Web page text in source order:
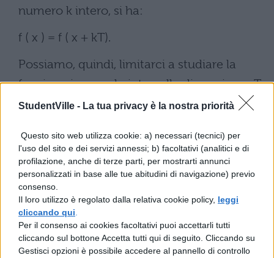
StudentVille - La tua privacy è la nostra priorità
Questo sito web utilizza cookie: a) necessari (tecnici) per
l'uso del sito e dei servizi annessi; b) facoltativi (analitici e di
profilazione, anche di terze parti, per mostrarti annunci
personalizzati in base alle tue abitudini di navigazione) previo
consenso.
Il loro utilizzo è regolato dalla relativa cookie policy, leggi
cliccando qui
Per il consenso ai cookies facoltativi puoi accettarli tutti
cliccando sul bottone Accetta tutti qui di seguito. Cliccando su
Gestisci opzioni è possibile accedere al pannello di controllo
numero k intero, si ha:
f ( x ) = f ( x + kT).
Possiamo, quindi, limitarci a studiare la
funzione in un solo intervallo di ampiezza T.
Scarica il contenuto
TI POTREBBE INTERESSARE
MATEMATICA